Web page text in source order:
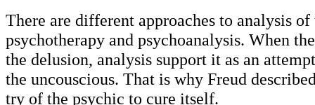
There are different approaches to analysis
psychotherapy and psychoanalysis. When
the delusion, analysis support it as an
the uncouscious. That is why Freud
try of the psychic to cure itself.